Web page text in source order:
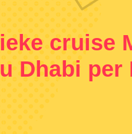
cruise
Dhabi per